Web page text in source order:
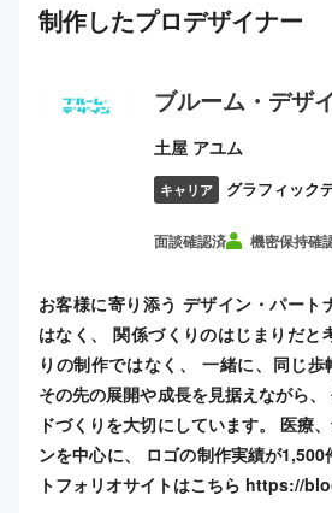
制作したプロデザイナー
ブルーム・デザ
土屋 アユム
キャリア グラフィック
面談確認済 機密保持確
お客様に寄り添う デザイン・パート
はなく、 関係づくりのはじまりだと
りの制作ではなく、 一緒に、同じ歩
その先の展開や成長を見据えながら
ドづくりを大切にしています。 医療
ンを中心に、 ロゴの制作実績が
トフォリオサイトはこちら https://